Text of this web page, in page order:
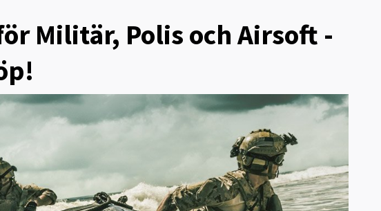
Militär, Polis och Airsoft -